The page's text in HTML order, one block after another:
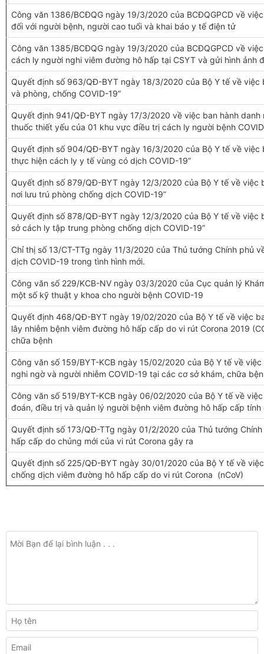
Công văn 1386/BCĐQG ngày 19/3/2020 của BCĐQGPCD về
đối với người bệnh, người cao tuổi và khai báo y tế điện tử
Công văn 1385/BCĐQG ngày 19/3/2020 của BCĐQGPCD về
cách ly người nghi viêm đường hô hấp tại CSYT và gửi hình ảnh
Quyết định số 963/QĐ-BYT ngày 18/3/2020 của Bộ Y tế về việc
và phòng, chống COVID-19”
Quyết định 941/QĐ-BYT ngày 17/3/2020 về việc ban hành
thuốc thiết yếu của 01 khu vực điều trị cách ly người bệnh
Quyết định số 904/QĐ-BYT ngày 16/3/2020 của Bộ Y tế về việc
thực hiện cách ly y tế vùng có dịch COVID-19”
Quyết định số 879/QĐ-BYT ngày 12/3/2020 của Bộ Y tế về việc
nơi lưu trú phòng chống dịch COVID-19”
Quyết định số 878/QĐ-BYT ngày 12/3/2020 của Bộ Y tế về việc
sở cách ly tập trung phòng chống dịch COVID-19”
Chỉ thị số 13/CT-TTg ngày 11/3/2020 của Thủ tướng Chính phủ
dịch COVID-19 trong tình hình mới.
Công văn số 229/KCB-NV ngày 03/3/2020 của Cục quản lý
một số kỹ thuật y khoa cho người bệnh COVID-19
Quyết định 468/QĐ-BYT ngày 19/02/2020 của Bộ Y tế về việc
lây nhiễm bệnh viêm đường hô hấp cấp do vi rút Corona 2019
chữa bệnh
Công văn số 159/BYT-KCB ngày 15/02/2020 của Bộ Y tế về
nghi ngờ và người nhiễm COVID-19 tại các cơ sở khám, chữa
Công văn số 519/BYT-KCB ngày 06/02/2020 của Bộ Y tế về
đoán, điều trị và quản lý người bệnh viêm đường hô hấp cấp tính
Quyết định số 173/QĐ-TTg ngày 01/2/2020 của Thủ tướng
hấp cấp do chủng mới của vi rút Corona gây ra
Quyết định số 225/QĐ-BYT ngày 30/01/2020 của Bộ Y tế về
chống dịch viêm đường hô hấp cấp do vi rút Corona (nCoV)